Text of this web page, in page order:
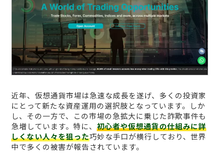
近年、仮想通貨市場は急速な成長を遂げ、多くの投資家
にとって新たな資産運用の選択肢となっています。しか
し、その一方で、この市場の急拡大に乗じた詐欺事件も
急増しています。特に、 初心者や仮想通貨の仕組みに詳
しくない人々を狙った巧妙な手口が横行しており、世界
中で多くの被害が報告されています。